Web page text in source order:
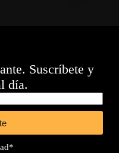
Suscríbete y
día.
*